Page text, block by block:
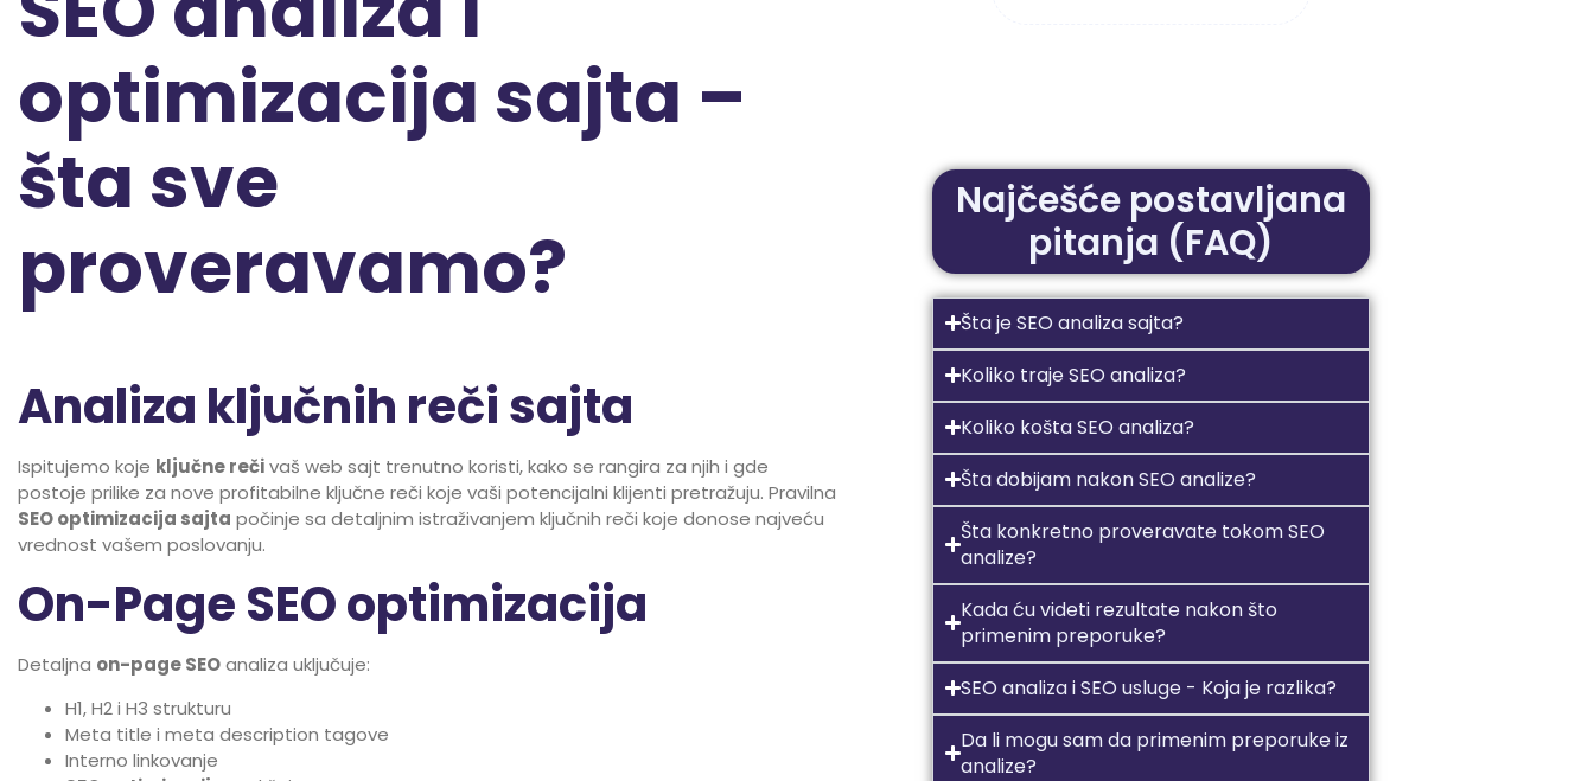
optimizacija sajta –
šta sve
proveravamo?
Analiza ključnih reči sajta
Ispitujemo koje ključne rečivaš web sajt trenutno koristi, kako se rangira za njih i gde
postoje prilike za nove profitabilne ključne reči koje vaši potencijalni klijenti pretražuju. Pravilna
SEO optimizacija sajta počinje sa detaljnim istraživanjem ključnih reči koje donose najveću
vrednost vašem poslovanju.
On-Page SEO optimizacija
Detaljna on-page SEOanaliza uključuje:
H1, H2 i H3 strukturu
Meta title i meta description tagove
Interno linkovanje
Najčešće postavljana
pitanja (FAQ)
Šta je SEO analiza sajta?
Koliko traje SEO analiza?
Koliko košta SEO analiza?
Šta dobijam nakon SEO analize?
Šta konkretno proveravate tokom SEO
analize?
Kada ću videti rezultate nakon što
primenim preporuke?
SEO analiza i SEO usluge - Koja je razlika?
Da li mogu sam da primenim preporuke iz
analize?